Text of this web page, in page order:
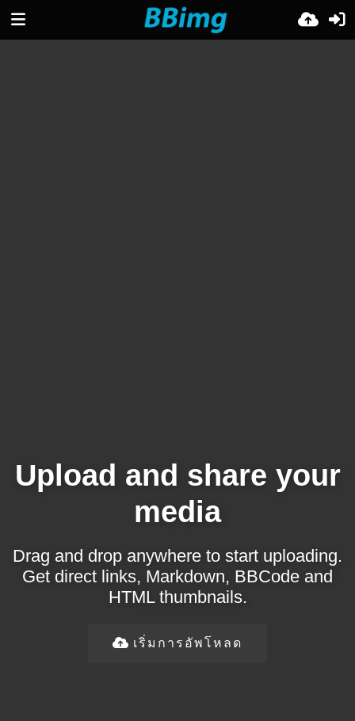
Upload and share your
media
Drag and drop anywhere to start uploading.
Get direct links, Markdown, BBCode and
HTML thumbnails.
เริ่มการอัพโหลด